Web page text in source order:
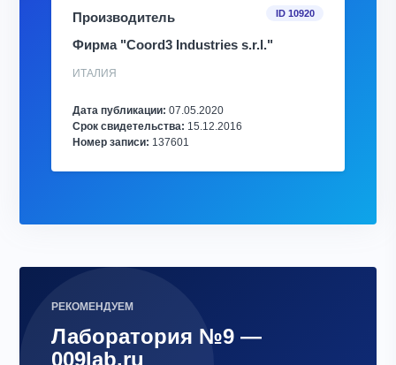
Производитель ID 10920
Фирма "Coord3 Industries s.r.l."
ИТАЛИЯ
Дата публикации: 07.05.2020
Срок свидетельства: 15.12.2016
Номер записи: 137601
РЕКОМЕНДУЕМ
Лаборатория №9 —
009lab.ru